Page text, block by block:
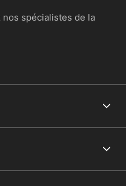
spécialistes de la